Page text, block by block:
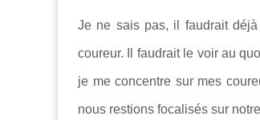
Je ne sais pas, il faudrait
coureur. Il faudrait le voir au
je me concentre sur mes
nous restions focalisés sur